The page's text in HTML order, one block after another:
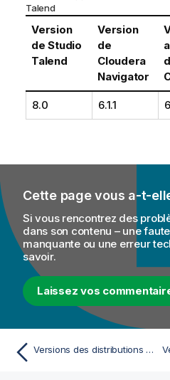
Talend
Version
deStudio
Talend
Version
de
Cloudera
Navigator
8.0 6.1.1
Cette page vous a-t-
Si vous rencontrez des
dans son contenu – une
manquante ou une erreur
savoir.
Laissez vos
Versions des distributions de plateformes Cloud Big Data supportées pour les Jobs Talend